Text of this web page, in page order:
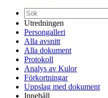
Utredningen
Persongalleri
Alla avsnitt
Alla dokument
Protokoll
Analys av Kulor
Förkortningar
Uppslag med dokument
Innehåll